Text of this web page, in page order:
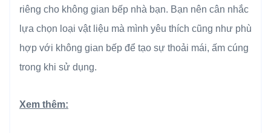
riêng cho không gian bếp nhà bạn. Bạn nên cân nhắc
lựa chọn loại vật liệu mà mình yêu thích cũng như phù
hợp với không gian bếp để tạo sự thoải mái, ấm cúng
trong khi sử dụng.
Xem thêm: